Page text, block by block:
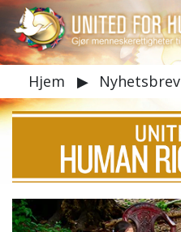
Hjem ▶ Nyhetsbrev